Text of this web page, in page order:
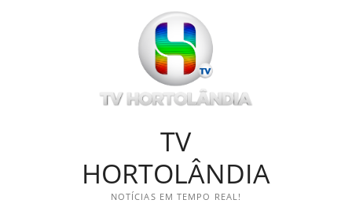
TV
HORTOLÂNDIA
NOTÍCIAS EM TEMPO REAL!